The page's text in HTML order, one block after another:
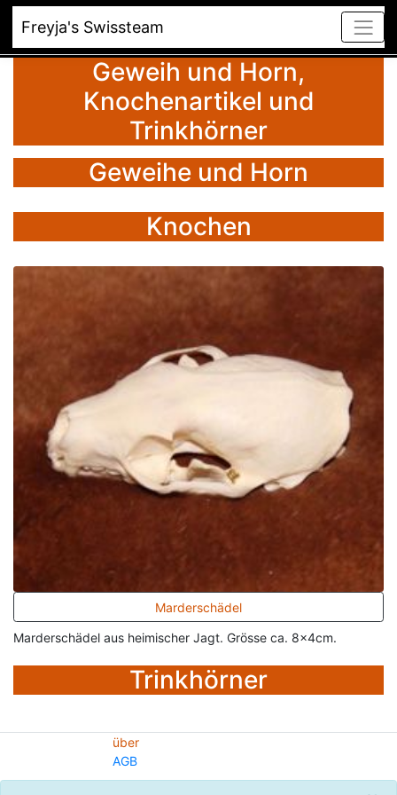
Freyja's Swissteam
Geweih und Horn,
Knochenartikel und
Trinkhörner
Geweihe und Horn
Knochen
Marderschädel
Marderschädel aus heimischer Jagt. Grösse ca. 8x4cm.
Trinkhörner
über
AGB